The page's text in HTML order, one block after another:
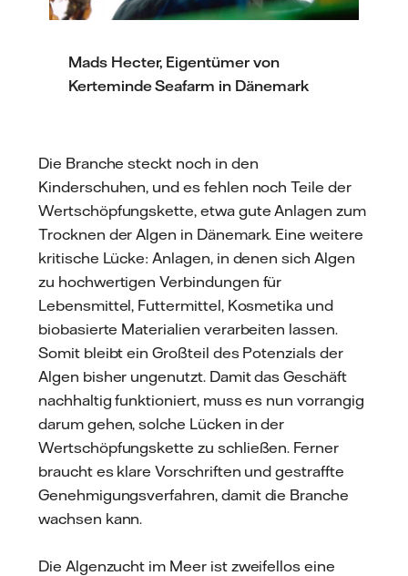
Mads Hecter, Eigentümer von
Kerteminde Seafarm in Dänemark
Die Branche steckt noch in den
Kinderschuhen, und es fehlen noch Teile der
Wertschöpfungskette, etwa gute Anlagen zum
Trocknen der Algen in Dänemark. Eine weitere
kritische Lücke: Anlagen, in denen sich Algen
zu hochwertigen Verbindungen für
Lebensmittel, Futtermittel, Kosmetika und
biobasierte Materialien verarbeiten lassen.
Somit bleibt ein Großteil des Potenzials der
Algen bisher ungenutzt. Damit das Geschäft
nachhaltig funktioniert, muss es nun vorrangig
darum gehen, solche Lücken in der
Wertschöpfungskette zu schließen. Ferner
braucht es klare Vorschriften und gestraffte
Genehmigungsverfahren, damit die Branche
wachsen kann.
Die Algenzucht im Meer ist zweifellos eine